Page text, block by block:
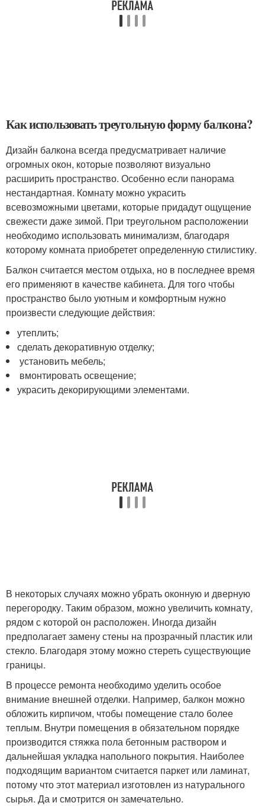
Как использовать треугольную форму балкона?
Дизайн балкона всегда предусматривает наличие
огромных окон, которые позволяют визуально
расширить пространство. Особенно если панорама
нестандартная. Комнату можно украсить
всевозможными цветами, которые придадут ощущение
свежести даже зимой. При треугольном расположении
необходимо использовать минимализм, благодаря
которому комната приобретет определенную стилистику.
Балкон считается местом отдыха, но в последнее время
его применяют в качестве кабинета. Для того чтобы
пространство было уютным и комфортным нужно
произвести следующие действия:
утеплить;
сделать декоративную отделку;
установить мебель;
вмонтировать освещение;
украсить декорирующими элементами.
В некоторых случаях можно убрать оконную и дверную
перегородку. Таким образом, можно увеличить комнату,
рядом с которой он расположен. Иногда дизайн
предполагает замену стены на прозрачный пластик или
стекло. Благодаря этому можно стереть существующие
границы.
В процессе ремонта необходимо уделить особое
внимание внешней отделки. Например, балкон можно
обложить кирпичом, чтобы помещение стало более
теплым. Внутри помещения в обязательном порядке
производится стяжка пола бетонным раствором и
дальнейшая укладка напольного покрытия. Наиболее
подходящим вариантом считается паркет или ламинат,
потому что этот материал изготовлен из натурального
сырья. Да и смотрится он замечательно.